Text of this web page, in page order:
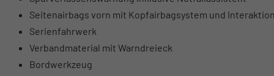
Seitenairbags vorn mit Kopfairbagsystem und
Serienfahrwerk
Verbandmaterial mit Warndreieck
Bordwerkzeug